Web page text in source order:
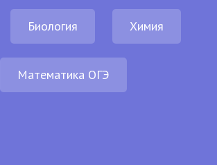
Биология Химия
Математика ОГЭ